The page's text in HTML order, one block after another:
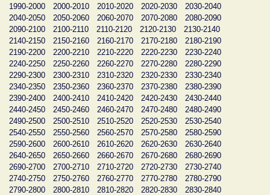
1990-2000
2000-2010 2010-2020 2020-2030
2030-2040
2040-2050
2050-2060 2060-2070 2070-2080
2080-2090
2090-2100
2100-2110 2110-2120 2120-2130
2130-2140
2140-2150
2150-2160 2160-2170 2170-2180
2180-2190
2190-2200
2200-2210 2210-2220 2220-2230
2230-2240
2240-2250
2250-2260 2260-2270 2270-2280
2280-2290
2290-2300
2300-2310 2310-2320 2320-2330
2330-2340
2340-2350
2350-2360 2360-2370 2370-2380
2380-2390
2390-2400
2400-2410 2410-2420 2420-2430
2430-2440
2440-2450
2450-2460 2460-2470 2470-2480
2480-2490
2490-2500
2500-2510 2510-2520 2520-2530
2530-2540
2540-2550
2550-2560 2560-2570 2570-2580
2580-2590
2590-2600
2600-2610 2610-2620 2620-2630
2630-2640
2640-2650
2650-2660 2660-2670 2670-2680
2680-2690
2690-2700
2700-2710 2710-2720 2720-2730
2730-2740
2740-2750
2750-2760 2760-2770 2770-2780
2780-2790
2790-2800
2800-2810 2810-2820 2820-2830
2830-2840